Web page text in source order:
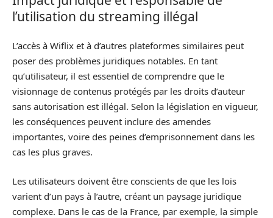
l’utilisation du streaming illégal
L’accès à Wiflix et à d’autres plateformes similaires peut
poser des problèmes juridiques notables. En tant
qu’utilisateur, il est essentiel de comprendre que le
visionnage de contenus protégés par les droits d’auteur
sans autorisation est illégal. Selon la législation en vigueur,
les conséquences peuvent inclure des amendes
importantes, voire des peines d’emprisonnement dans les
cas les plus graves.
Les utilisateurs doivent être conscients de que les lois
varient d’un pays à l’autre, créant un paysage juridique
complexe. Dans le cas de la France, par exemple, la simple